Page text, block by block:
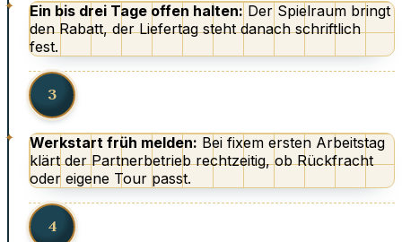
Ein bis drei Tage offen halten: Der Spielraum bringt
den Rabatt, der Liefertag steht danach schriftlich
fest.
3
Werkstart früh melden: Bei fixem ersten Arbeitstag
klärt der Partnerbetrieb rechtzeitig, ob Rückfracht
oder eigene Tour passt.
4